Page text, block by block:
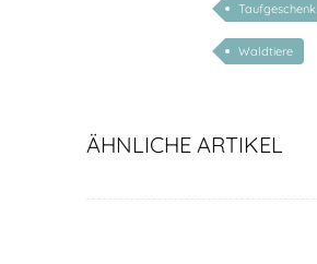
Taufgeschenk
Waldtiere
ÄHNLICHE ARTIKEL